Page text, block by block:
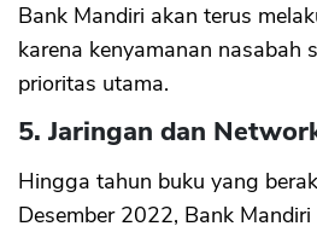
Bank Mandiri akan terus
karena kenyamanan nasabah
prioritas utama.
5. Jaringan dan
Hingga tahun buku yang
Desember 2022, Bank Mandiri